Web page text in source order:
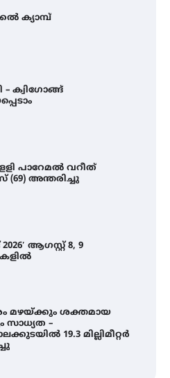
ക്വിഗോങ്ങ്
പാറേമൽ വറീത്
അന്തരിച്ചു
ആഗസ്റ്റ് 8, 9
മഴയ്ക്കും ശക്തമായ
സാധ്യത –
19.3 മില്ലിമീറ്റർ
നിന്നും
– ഇരിങ്ങാലക്കുട
ആതിര എം കെ യുടെ
പൊരുതി